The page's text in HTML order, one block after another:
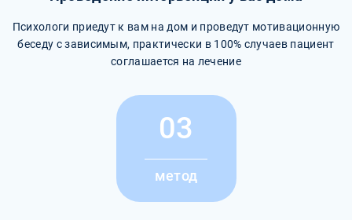
Психологи приедут к вам на дом и проведут мотивационную
беседу с зависимым, практически в 100% случаев пациент
соглашается на лечение
03
метод